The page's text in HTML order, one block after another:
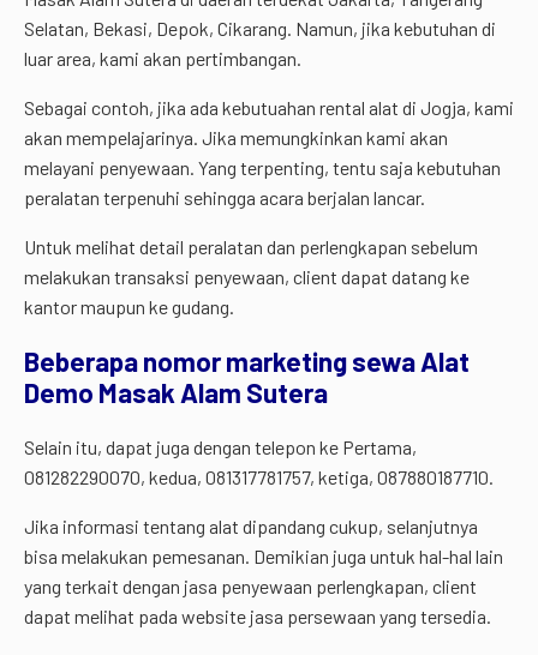
Selatan, Bekasi, Depok, Cikarang. Namun, jika kebutuhan di
luar area, kami akan pertimbangan.
Sebagai contoh, jika ada kebutuahan rental alat di Jogja, kami
akan mempelajarinya. Jika memungkinkan kami akan
melayani penyewaan. Yang terpenting, tentu saja kebutuhan
peralatan terpenuhi sehingga acara berjalan lancar.
Untuk melihat detail peralatan dan perlengkapan sebelum
melakukan transaksi penyewaan, client dapat datang ke
kantor maupun ke gudang.
Beberapa nomor marketing sewa Alat
Demo Masak Alam Sutera
Selain itu, dapat juga dengan telepon ke Pertama,
081282290070, kedua, 081317781757, ketiga, 087880187710.
Jika informasi tentang alat dipandang cukup, selanjutnya
bisa melakukan pemesanan. Demikian juga untuk hal-hal lain
yang terkait dengan jasa penyewaan perlengkapan, client
dapat melihat pada website jasa persewaan yang tersedia.